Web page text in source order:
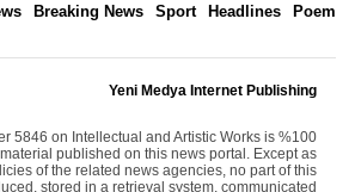
Poem
Headlines
Sport
Breaking News
News
Yeni Medya Internet Publishing
5846 on Intellectual and Artistic Works is %100
material published on this news portal. Except as
of the related news agencies, no part of this
stored in a retrieval system, communicated